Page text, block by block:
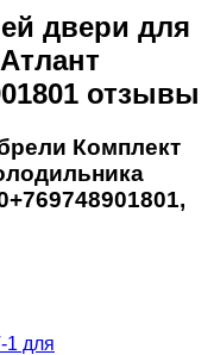
двери для
отзывы
Комплект